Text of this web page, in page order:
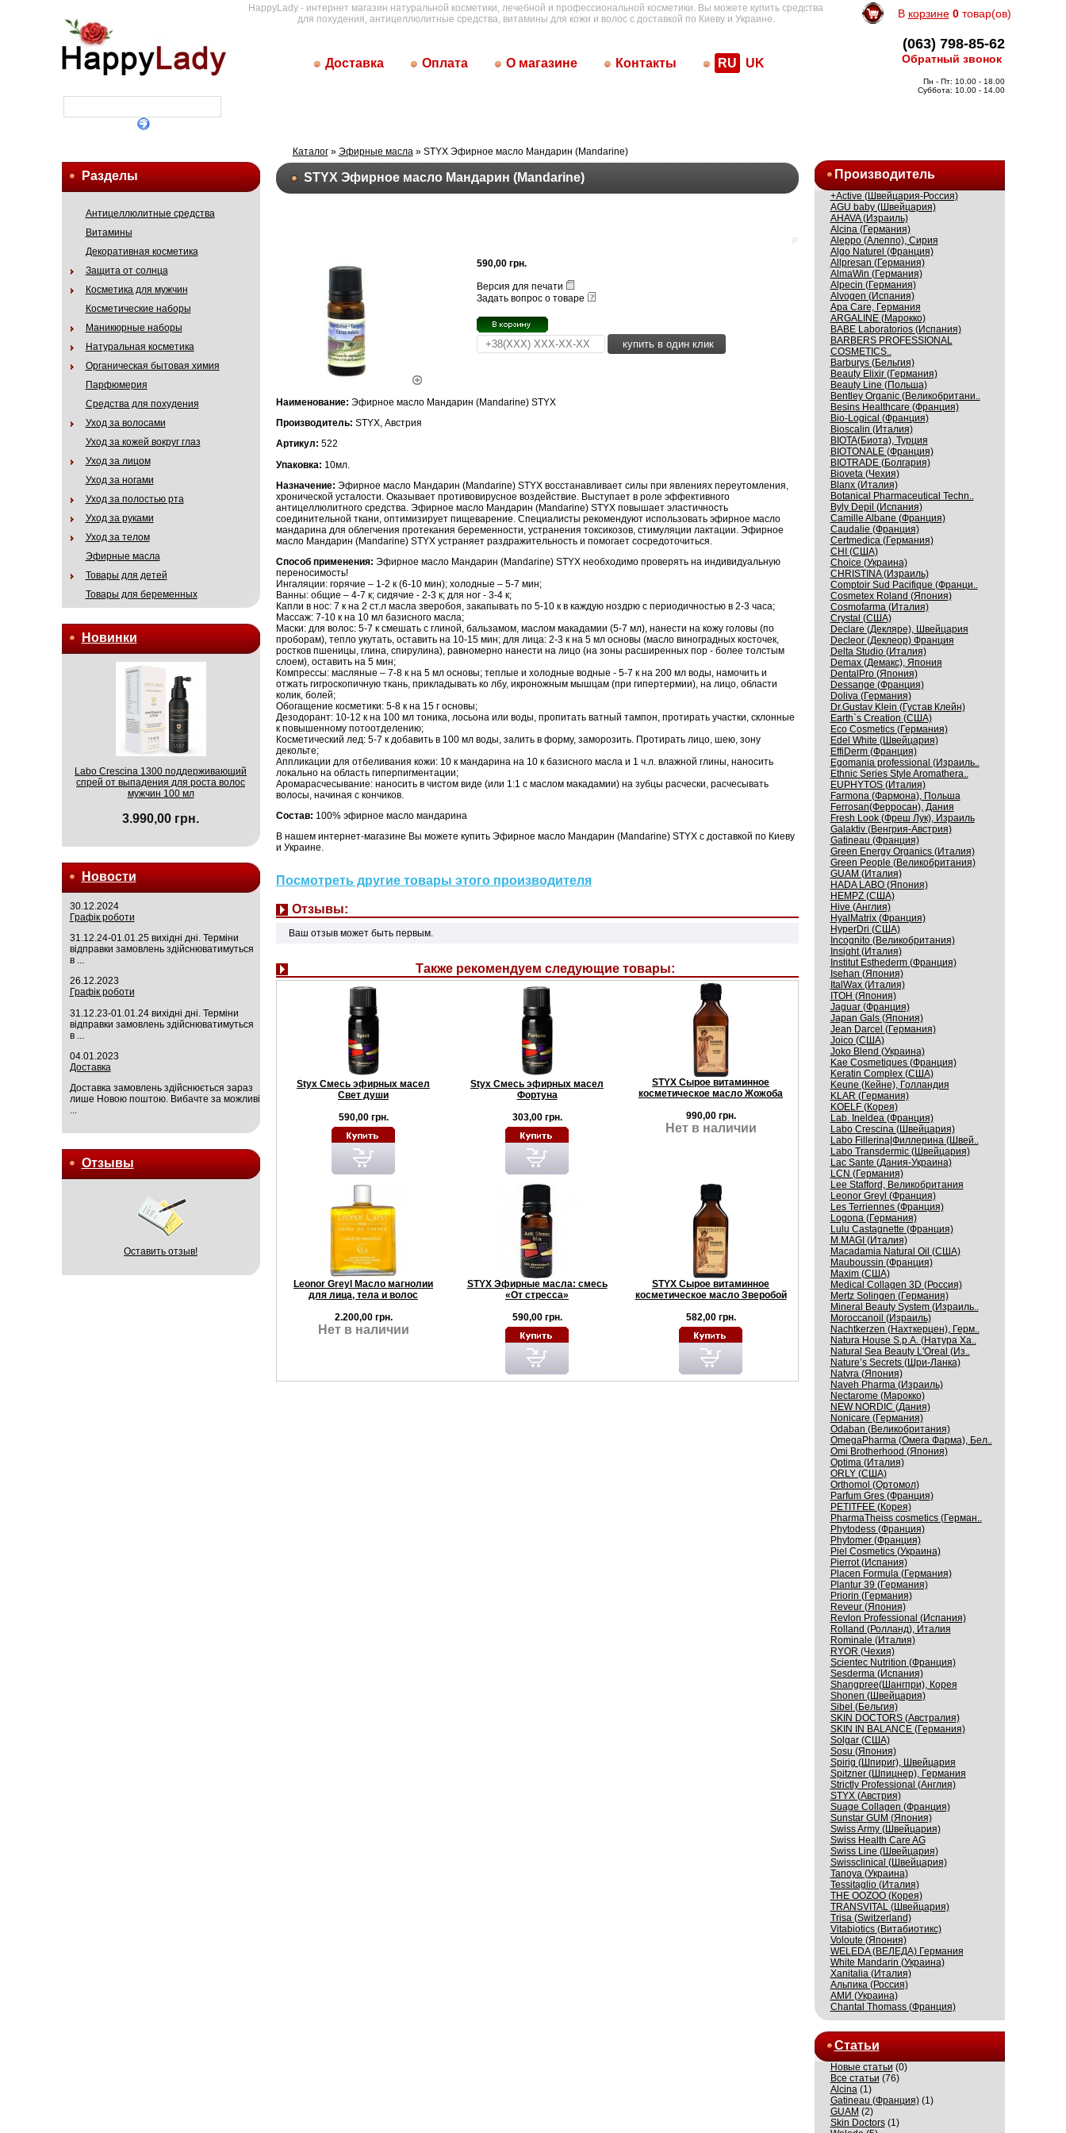
HappyLady - интернет магазин натуральной косметики, лечебной и профессиональной косметики. Вы можете купить средства
для похудения, антицеллюлитные средства, витамины для кожи и волос с доставкой по Киеву и Украине.
Доставка Оплата О магазине Контакты RU UK
В корзине 0товар(ов)
(063) 798-85-62
Обратный звонок
Пн - Пт: 10.00 - 18.00
Суббота: 10.00 - 14.00
Разделы
Антицеллюлитные средства
Витамины
Декоративная косметика
Защита от солнца
Косметика для мужчин
Косметические наборы
Маникюрные наборы
Натуральная косметика
Органическая бытовая химия
Парфюмерия
Средства для похудения
Уход за волосами
Уход за кожей вокруг глаз
Уход за лицом
Уход за ногами
Уход за полостью рта
Уход за руками
Уход за телом
Эфирные масла
Товары для детей
Товары для беременных
Новинки
Labo Crescina 1300 поддерживающий
спрей от выпадения для роста волос
мужчин 100 мл
3.990,00 грн.
Новости
30.12.2024
Графік роботи
31.12.24-01.01.25 вихідні дні. Терміни
відправки замовлень здійснюватимуться
в ...
26.12.2023
Графік роботи
31.12.23-01.01.24 вихідні дні. Терміни
відправки замовлень здійснюватимуться
в ...
04.01.2023
Доставка
Доставка замовлень здійснюється зараз
лише Новою поштою. Вибачте за можливі
...
Отзывы
Оставить отзыв!
Каталог» Эфирные масла» STYX Эфирное масло Мандарин (Mandarine)
STYX Эфирное масло Мандарин (Mandarine)
590,00 грн.
Версия для печати
Задать вопрос о товаре
купить в один клик
Наименование: Эфирное масло Мандарин (Mandarine) STYX
Производитель: STYX, Австрия
Артикул: 522
Упаковка: 10мл.
Назначение: Эфирное масло Мандарин (Mandarine) STYX восстанавливает силы при явлениях переутомления,
хронической усталости. Оказывает противовирусное воздействие. Выступает в роле эффективного
антицеллюлитного средства. Эфирное масло Мандарин (Mandarine) STYX повышает эластичность
соединительной ткани, оптимизирует пищеварение. Специалисты рекомендуют использовать эфирное масло
мандарина для облегчения протекания беременности, устранения токсикозов, стимуляции лактации. Эфирное
масло Мандарин (Mandarine) STYX устраняет раздражительность и помогает сосредоточиться.
Способ применения: Эфирное масло Мандарин (Mandarine) STYX необходимо проверять на индивидуальную
переносимость!
Ингаляции: горячие – 1-2 к (6-10 мин); холодные – 5-7 мин;
Ванны: общие – 4-7 к; сидячие - 2-3 к; для ног - 3-4 к;
Капли в нос: 7 к на 2 ст.л масла зверобоя, закапывать по 5-10 к в каждую ноздрю с периодичностью в 2-3 часа;
Массаж: 7-10 к на 10 мл базисного масла;
Маски: для волос: 5-7 к смешать с глиной, бальзамом, маслом макадамии (5-7 мл), нанести на кожу головы (по
проборам), тепло укутать, оставить на 10-15 мин; для лица: 2-3 к на 5 мл основы (масло виноградных косточек,
ростков пшеницы, глина, спирулина), равномерно нанести на лицо (на зоны расширенных пор - более толстым
слоем), оставить на 5 мин;
Компрессы: масляные – 7-8 к на 5 мл основы; теплые и холодные водные - 5-7 к на 200 мл воды, намочить и
отжать гигроскопичную ткань, прикладывать ко лбу, икроножным мышцам (при гипертермии), на лицо, области
колик, болей;
Обогащение косметики: 5-8 к на 15 г основы;
Дезодорант: 10-12 к на 100 мл тоника, лосьона или воды, пропитать ватный тампон, протирать участки, склонные
к повышенному потоотделению;
Косметический лед: 5-7 к добавить в 100 мл воды, залить в форму, заморозить. Протирать лицо, шею, зону
декольте;
Аппликации для отбеливания кожи: 10 к мандарина на 10 к базисного масла и 1 ч.л. влажной глины, наносить
локально на область гиперпигментации;
Аромарасчесывание: наносить в чистом виде (или 1:1 с маслом макадамии) на зубцы расчески, расчесывать
волосы, начиная с кончиков.
Состав: 100% эфирное масло мандарина
В нашем интернет-магазине Вы можете купить Эфирное масло Мандарин (Mandarine) STYX с доставкой по Киеву
и Украине.
Посмотреть другие товары этого производителя
Отзывы:
Ваш отзыв может быть первым.
Также рекомендуем следующие товары:
Styx Смесь эфирных масел
Свет души
590,00 грн.
Styx Смесь эфирных масел
Фортуна
303,00 грн.
STYX Сырое витаминное
косметическое масло Жожоба
990,00 грн.
Нет в наличии
Leonor Greyl Масло магнолии
для лица, тела и волос
2.200,00 грн.
Нет в наличии
STYX Эфирные масла: смесь
«От стресса»
590,00 грн.
STYX Сырое витаминное
косметическое масло Зверобой
582,00 грн.
Производитель
+Active (Швейцария-Россия)
AGU baby (Швейцария)
AHAVA (Израиль)
Alcina (Германия)
Aleppo (Алеппо), Сирия
Algo Naturel (Франция)
Allpresan (Германия)
AlmaWin (Германия)
Alpecin (Германия)
Alvogen (Испания)
Apa Care, Германия
ARGALINE (Марокко)
BABE Laboratorios (Испания)
BARBERS PROFESSIONAL
COSMETICS..
Barburys (Бельгия)
Beauty Elixir (Германия)
Beauty Line (Польша)
Bentley Organic (Великобритани..
Besins Healthcare (Франция)
Bio-Logical (Франция)
Bioscalin (Италия)
BIOTA(Биота), Турция
BIOTONALE (Франция)
BIOTRADE (Болгария)
Bioveta (Чехия)
Blanx (Италия)
Botanical Pharmaceutical Techn..
Byly Depil (Испания)
Camille Albane (Франция)
Caudalie (Франция)
Certmedica (Германия)
CHI (США)
Choice (Украина)
CHRISTINA (Израиль)
Comptoir Sud Pacifique (Франци..
Cosmetex Roland (Япония)
Cosmofarma (Италия)
Crystal (США)
Declare (Декляре), Швейцария
Decleor (Деклеор) Франция
Delta Studio (Италия)
Demax (Демакс), Япония
DentalPro (Япония)
Dessange (Франция)
Doliva (Германия)
Dr.Gustav Klein (Густав Клейн)
Earth`s Creation (США)
Eco Cosmetics (Германия)
Edel White (Швейцария)
EffiDerm (Франция)
Egomania professional (Израиль..
Ethnic Series Style Aromathera..
EUPHYTOS (Италия)
Farmona (Фармона), Польша
Ferrosan(Ферросан), Дания
Fresh Look (Фреш Лук), Израиль
Galaktiv (Венгрия-Австрия)
Gatineau (Франция)
Green Energy Organics (Италия)
Green People (Великобритания)
GUAM (Италия)
HADA LABO (Япония)
HEMPZ (США)
Hive (Англия)
HyalMatrix (Франция)
HyperDri (США)
Incognito (Великобритания)
Insight (Италия)
Institut Esthederm (Франция)
Isehan (Япония)
ItalWax (Италия)
ITOH (Япония)
Jaguar (Франция)
Japan Gals (Япония)
Jean Darcel (Германия)
Joico (США)
Joko Blend (Украина)
Kaе Cosmеtiques (Франция)
Keratin Complex (США)
Keune (Кейне), Голландия
KLAR (Германия)
KOELF (Корея)
Lab. Ineldea (Франция)
Labo Crescina (Швейцария)
Labo Fillerina|Филлерина (Швей..
Labo Transdermic (Швейцария)
Lac Sante (Дания-Украина)
LCN (Германия)
Lee Stafford, Великобритания
Leonor Greyl (Франция)
Les Terriennes (Франция)
Logona (Германия)
Lulu Castagnette (Франция)
M.MAGI (Италия)
Macadamia Natural Oil (США)
Mauboussin (Франция)
Maxim (США)
Medical Collagen 3D (Россия)
Mertz Solingen (Германия)
Mineral Beauty System (Израиль..
Moroccanoil (Израиль)
Nachtkerzen (Нахткерцен), Герм..
Natura House S.p.A. (Натура Ха..
Natural Sea Beauty L'Oreal (Из..
Nature’s Secrets (Шри-Ланка)
Natvra (Япония)
Naveh Pharma (Израиль)
Nectarome (Марокко)
NEW NORDIC (Дания)
Nonicare (Германия)
Odaban (Великобритания)
OmegaPharma (Омега Фарма), Бел..
Omi Brotherhood (Япония)
Optima (Италия)
ORLY (США)
Orthomol (Ортомол)
Parfum Gres (Франция)
PETITFEE (Корея)
PharmaTheiss cosmetics (Герман..
Phytodess (Франция)
Phytomer (Франция)
Piel Cosmetics (Украина)
Pierrot (Испания)
Placen Formula (Германия)
Plantur 39 (Германия)
Priorin (Германия)
Reveur (Япония)
Revlon Professional (Испания)
Rolland (Ролланд), Италия
Rominale (Италия)
RYOR (Чехия)
Scientec Nutrition (Франция)
Sesderma (Испания)
Shangpree(Шангпри), Корея
Shonen (Швейцария)
Sibel (Бельгия)
SKIN DOCTORS (Австралия)
SKIN IN BALANCE (Германия)
Solgar (США)
Sosu (Япония)
Spirig (Шпириг), Швейцария
Spitzner (Шпицнер), Германия
Strictly Professional (Англия)
STYX (Австрия)
Suage Collagen (Франция)
Sunstar GUM (Япония)
Swiss Army (Швейцария)
Swiss Health Care AG
Swiss Line (Швейцария)
Swissсlinical (Швейцария)
Tanoya (Украина)
Tessitaglio (Италия)
THE OOZOO (Корея)
TRANSVITAL (Швейцария)
Trisa (Switzerland)
Vitabiotics (Витабиотикс)
Voloute (Япония)
WELEDA (ВЕЛЕДА) Германия
White Mandarin (Украина)
Xanitalia (Италия)
Альпика (Россия)
АМИ (Украина)
Сhantal Thomass (Франция)
Статьи
Новые статьи (0)
Все статьи (76)
Alcina(1)
Gatineau (Франция)(1)
GUAM (2)
Skin Doctors(1)